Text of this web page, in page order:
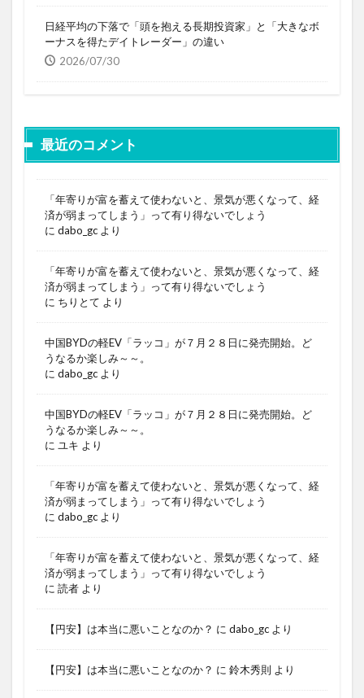
日経平均の下落で「頭を抱える長期投資家」と「大きなボ
ーナスを得たデイトレーダー」の違い
2026/07/30
最近のコメント
「年寄りが富を蓄えて使わないと、景気が悪くなって、経
済が弱まってしまう」って有り得ないでしょう
に dabo_gc より
「年寄りが富を蓄えて使わないと、景気が悪くなって、経
済が弱まってしまう」って有り得ないでしょう
に ちりとて より
中国BYDの軽EV「ラッコ」が７月２８日に発売開始。ど
うなるか楽しみ～～。
に dabo_gc より
中国BYDの軽EV「ラッコ」が７月２８日に発売開始。ど
うなるか楽しみ～～。
に ユキ より
「年寄りが富を蓄えて使わないと、景気が悪くなって、経
済が弱まってしまう」って有り得ないでしょう
に dabo_gc より
「年寄りが富を蓄えて使わないと、景気が悪くなって、経
済が弱まってしまう」って有り得ないでしょう
に 読者 より
【円安】は本当に悪いことなのか？ に dabo_gc より
【円安】は本当に悪いことなのか？ に 鈴木秀則 より